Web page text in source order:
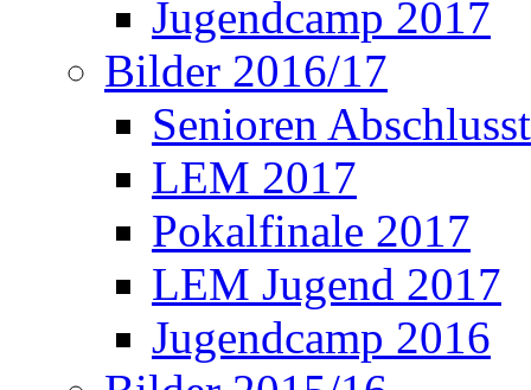
Jugendcamp 2017
Bilder 2016/17
Senioren
LEM 2017
Pokalfinale 2017
LEM Jugend 2017
Jugendcamp 2016